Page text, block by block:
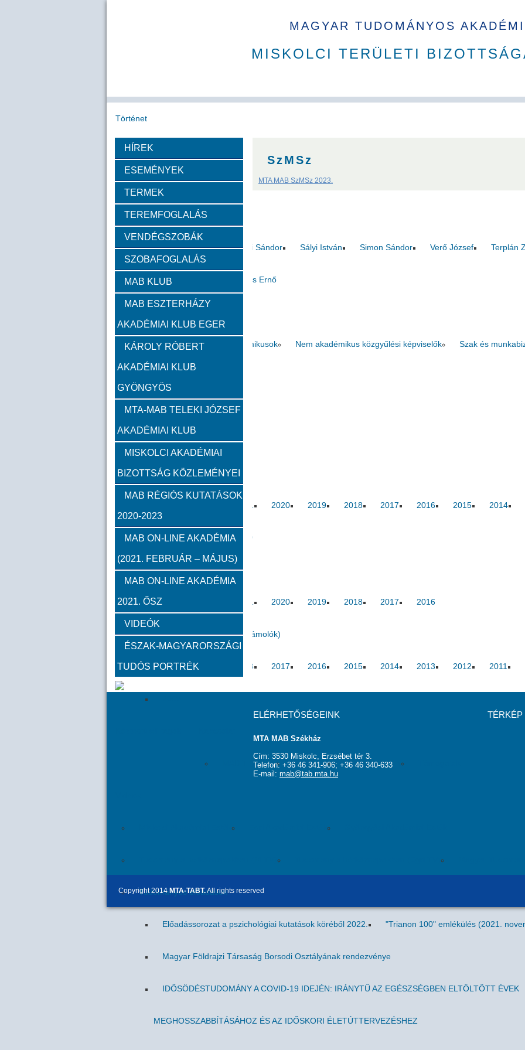
MAGYAR TUDOMÁNYOS
MISKOLCI TERÜLETI
Történet
Köszöntő
Díjazottak
Tudós arcképek
Csókás János Geleji Sándor Sályi István Simon Sándor Verő József Terplán
Zambó János Takács Ernő
Választott vezetők Akadémikusok Nem akadémikus közgyűlési képviselők Szak és
Közérdekű információk
SZMSZ
Alapítvány
2020 2019 2018 2017 2016 2015 2014
2012 2011 2010
Közgyűlések
2020 2019 2018 2017 2016
Határon túli kapcsolatok (beszámolók)
2020 2018 2017 2016 2015 2014 2013 2012 2011
MAB Titkárság Elnökség Hasznos linkek
Tudományos előadások
Előadássorozat a pszichológiai kutatások köréből 2022. "Trianon 100" emlékülés (2021.
Magyar Földrajzi Társaság Borsodi Osztályának rendezvénye
IDŐSÖDÉSTUDOMÁNY A COVID-19 IDEJÉN: IRÁNYTŰ AZ EGÉSZSÉGBEN ELTÖLTÖTT ÉVEK
MEGHOSSZABBÍTÁSÁHOZ ÉS AZ IDŐSKORI ÉLETÚTTERVEZÉSHEZ
HÍREK
ESEMÉNYEK
TERMEK
TEREMFOGLALÁS
VENDÉGSZOBÁK
SZOBAFOGLALÁS
MAB KLUB
MAB ESZTERHÁZY
AKADÉMIAI KLUB EGER
KÁROLY RÓBERT
AKADÉMIAI KLUB
GYÖNGYÖS
MTA-MAB TELEKI JÓZSEF
AKADÉMIAI KLUB
MISKOLCI AKADÉMIAI
BIZOTTSÁG KÖZLEMÉNYEI
MAB RÉGIÓS KUTATÁSOK
2020-2023
MAB ON-LINE AKADÉMIA
(2021. FEBRUÁR – MÁJUS)
MAB ON-LINE AKADÉMIA
2021. ŐSZ
VIDEÓK
ÉSZAK-MAGYARORSZÁGI
TUDÓS PORTRÉK
SzMSz
MTA MAB SzMSz 2023.
ELÉRHETŐSÉGEINK
MTA MAB Székház
Cím: 3530 Miskolc, Erzsébet tér 3.
Telefon: +36 46 341-906; +36 46 340-633
E-mail: mab@tab.mta.hu
TÉRKÉP
Copyright 2014 MTA-TABT.All rights reserved